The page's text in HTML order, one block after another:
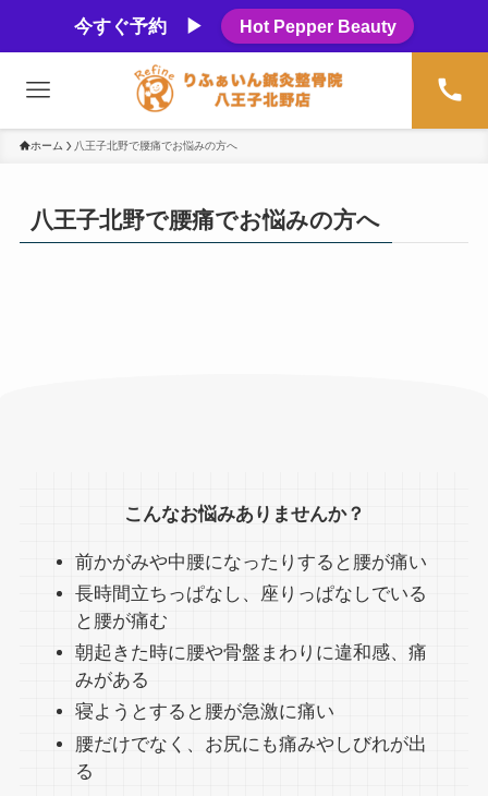
今すぐ予約 ▶ Hot Pepper Beauty
ホーム 八王子北野で腰痛でお悩みの方へ
八王子北野で腰痛でお悩みの方へ
こんなお悩みありませんか？
前かがみや中腰になったりすると腰が痛い​ ​
長時間立ちっぱなし、座りっぱなしでいる
と腰が痛む
朝起きた時に腰や骨盤まわりに違和感、痛
みがある
寝ようとすると腰が急激に痛い
腰だけでなく、お尻にも痛みやしびれが出
る